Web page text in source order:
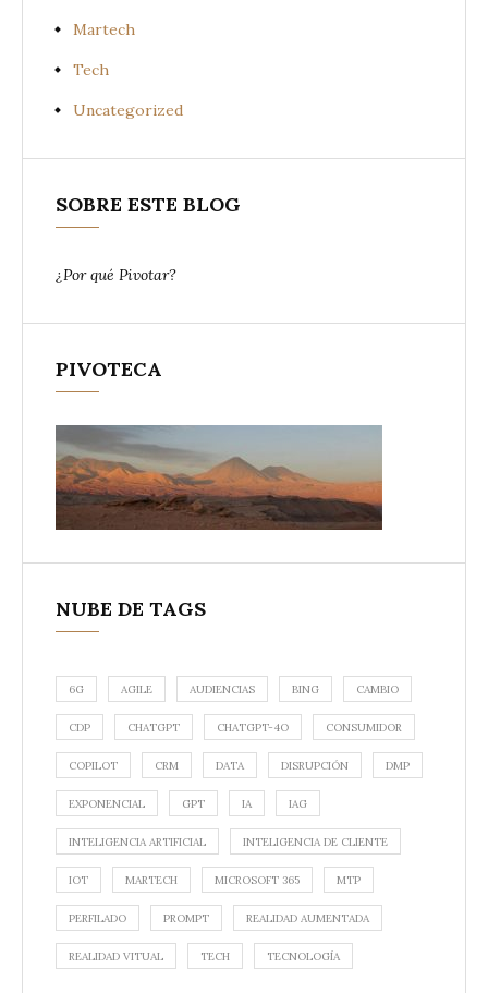
Martech
Tech
Uncategorized
SOBRE ESTE BLOG
¿Por qué Pivotar?
PIVOTECA
NUBE DE TAGS
6G AGILE AUDIENCIAS BING CAMBIO
CDP CHATGPT CHATGPT-4O CONSUMIDOR
COPILOT CRM DATA DISRUPCIÓN DMP
EXPONENCIAL GPT IA IAG
INTELIGENCIA ARTIFICIAL INTELIGENCIA DE CLIENTE
IOT MARTECH MICROSOFT 365 MTP
PERFILADO PROMPT REALIDAD AUMENTADA
REALIDAD VITUAL TECH TECNOLOGÍA